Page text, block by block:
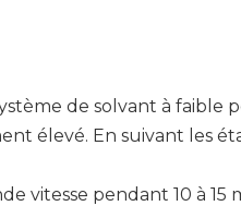
de solvant à
élevé. En suivant les
vitesse pendant 10 à 15